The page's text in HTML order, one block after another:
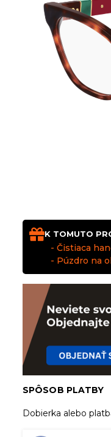
K TOMUTO
- Čistiaca
- Púzdro na
SPÔSOB PLATBY
Dobierka alebo